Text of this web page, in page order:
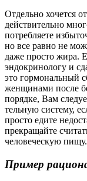
Отдельно хочется
действительно
потребляете
но все равно не
даже просто жира.
эндокринологу и
это гор­мо­наль­ный
женщинами после
по­ряд­ке, Вам
тель­ную сис­те­му,
просто едите
прекращайте
человеческую пищу.
Пример